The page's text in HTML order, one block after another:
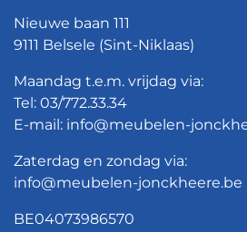
Nieuwe baan 111
9111 Belsele (Sint-Niklaas)
Maandag t.e.m. vrijdag via:
Tel: 03/772.33.34
E-mail: info@meubelen-
Zaterdag en zondag via:
info@meubelen-jonckheere.be
BE04073986570